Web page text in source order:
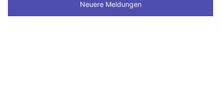
Neuere Meldungen